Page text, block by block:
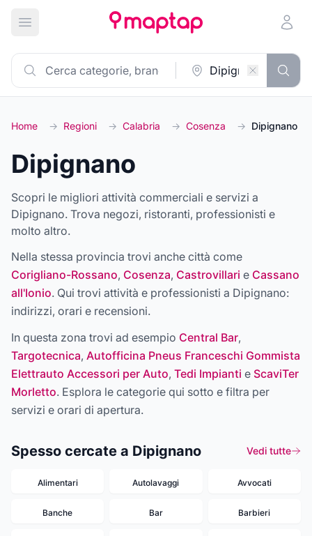
Apri menu principale
Home → Regioni → Calabria → Cosenza → Dipignano
Dipignano
Scopri le migliori attività commerciali e servizi a
Dipignano. Trova negozi, ristoranti, professionisti e
molto altro.
Nella stessa provincia trovi anche città come
Corigliano-Rossano, Cosenza, Castrovillari e Cassano
all'Ionio. Qui trovi attività e professionisti a Dipignano:
indirizzi, orari e recensioni.
In questa zona trovi ad esempio Central Bar,
Targotecnica, Autofficina Pneus Franceschi Gommista
Elettrauto Accessori per Auto, Tedi Impianti e ScaviTer
Morletto. Esplora le categorie qui sotto e filtra per
servizi e orari di apertura.
Spesso cercate a Dipignano Vedi tutte
Alimentari Autolavaggi Avvocati
Banche Bar Barbieri